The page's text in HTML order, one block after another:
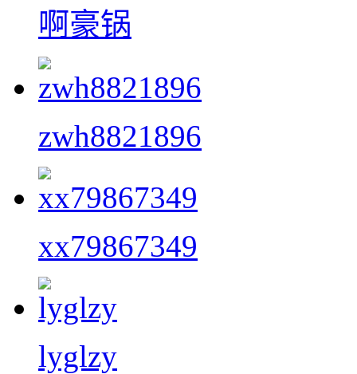
啊豪锅
zwh8821896
xx79867349
lyglzy